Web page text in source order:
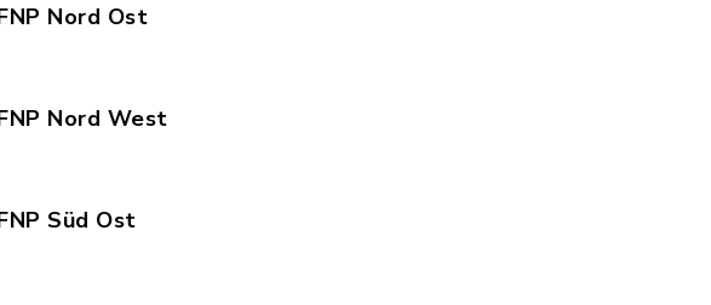
Nord Ost
Nord West
Süd Ost